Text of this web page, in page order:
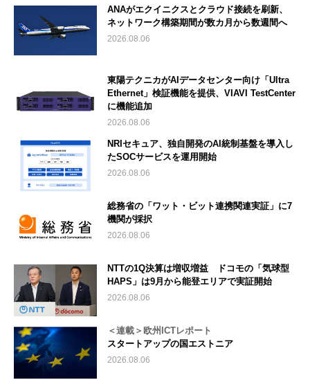
ANAがエクイニクスとクラウド接続を刷新、
ネットワーク構築期間が数カ月から数週間へ
2026.08.06
東陽テクニカがAIデータセンター向け「Ultra
Ethernet」検証機能を提供、VIAVI TestCenter
に機能追加
2026.08.06
NRIセキュア、独自開発のAI統制基盤を導入し
たSOCサービスを運用開始
2026.08.06
総務省の「ワット・ビット連携関連実証」に7
機関が採択
2026.08.06
NTTの1Q決算は増収増益 ドコモの「気球型
HAPS」は9月から能登エリアで実証開始
2026.08.06
＜連載＞欧州ICTレポート
スタートアップの国エストニア
2026.08.06